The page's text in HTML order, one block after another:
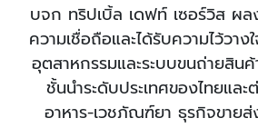
บจก ทริปเบิ้ล เดฟท์ เซอร์วิส ผล
ความเชื่อถือและได้รับความไว้วา
อุตสาหกรรมและระบบขนถ่ายสิน
ชั้นนำระดับประเทศของไทยและ
อาหาร-เวชภัณฑ์ยา ธุรกิจขายส่